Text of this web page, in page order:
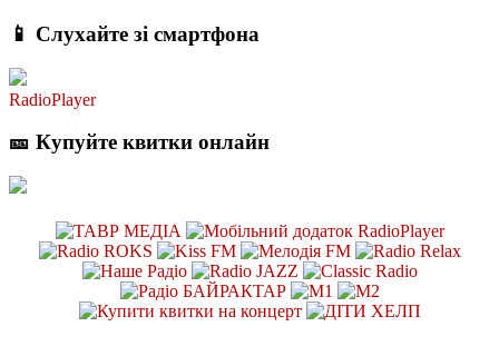
📱 Слухайте зі смартфона
RadioPlayer
🎫 Купуйте квитки онлайн